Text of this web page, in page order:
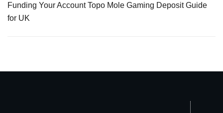
Funding Your Account Topo Mole Gaming Deposit Guide
for UK